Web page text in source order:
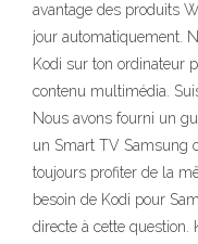
avantage des produits
jour automatiquement.
Kodi sur ton ordinateur
contenu multimédia.
Nous avons fourni un
un Smart TV Samsung
toujours profiter de la
besoin de Kodi pour
directe à cette